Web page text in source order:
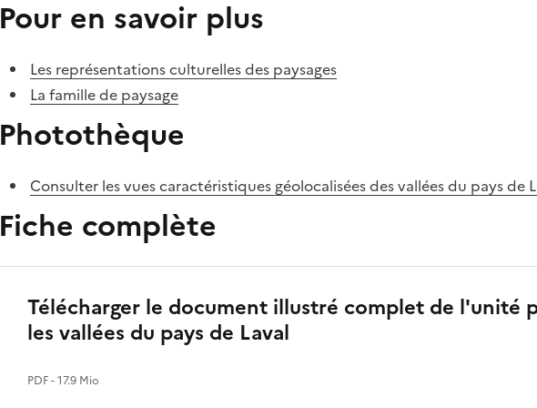
Pour en savoir plus
Les représentations culturelles des paysages
La famille de paysage
Photothèque
Consulter les vues caractéristiques géolocalisées des vallées du pays de
Fiche complète
Télécharger le document illustré complet de l'unité
les vallées du pays de Laval
PDF- 17.9 Mio